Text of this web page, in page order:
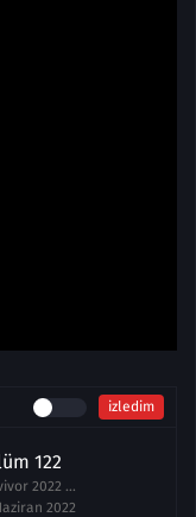
izledim
122
Survivor 2022 All Star 122.Bölüm izle 2 Haziran
2022